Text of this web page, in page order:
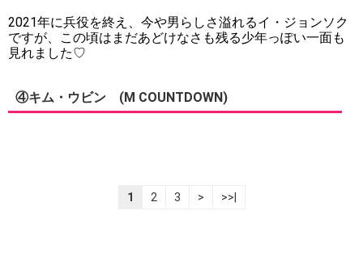
2021年に兵役を終え、今や男らしさ溢れるイ・ジョンソク
ですが、この頃はまだあどけなさも残る少年っぽい一面も
見れました♡
④キム・ウビン (M COUNTDOWN)
1 2 3 > >>|